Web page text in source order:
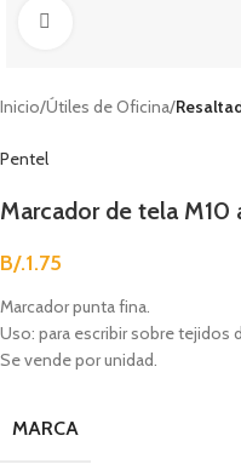
Inicio Útiles de Oficina
Pentel
Marcador de tela M10
B/.1.75
Marcador punta fina.
Uso: para escribir sobre tejidos
Se vende por unidad.
MARCA